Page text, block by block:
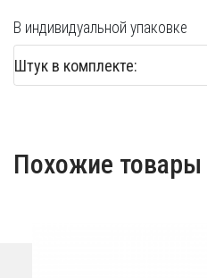
В индивидуальной упаковке
Штук в комплекте:
Похожие товары